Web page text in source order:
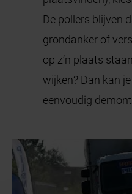
De pollers blijven
grondanker of
op z’n plaats
wijken? Dan kan
eenvoudig